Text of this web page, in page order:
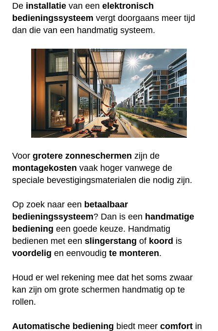
De installatie van een elektronisch
bedieningssysteem vergt doorgaans meer tijd
dan die van een handmatig systeem.
Voor grotere zonneschermen zijn de
montagekosten vaak hoger vanwege de
speciale bevestigingsmaterialen die nodig zijn.
Op zoek naar een betaalbaar
bedieningssysteem? Dan is een handmatige
bediening een goede keuze. Handmatig
bedienen met een slingerstang of koord is
voordelig en eenvoudig te monteren.
Houd er wel rekening mee dat het soms zwaar
kan zijn om grote schermen handmatig op te
rollen.
Automatische bediening biedt meer comfort in